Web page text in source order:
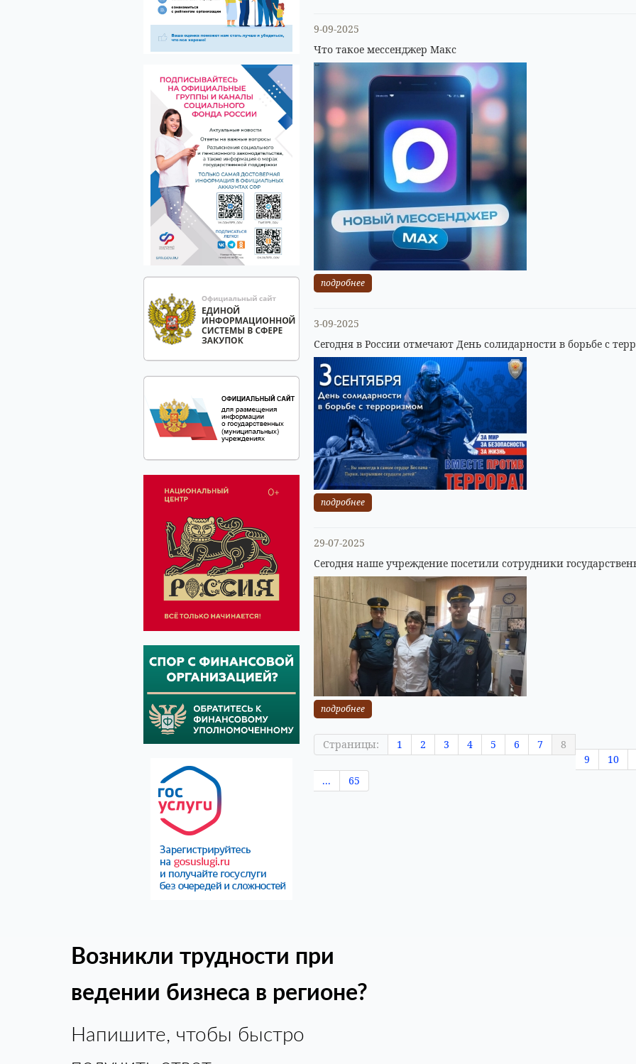
9-09-2025
Что такое мессенджер Макс
подробнее
3-09-2025
Сегодня в России отмечают День солидарности в борьбе с
подробнее
29-07-2025
Сегодня наше учреждение посетили сотрудники
подробнее
Страницы: 1 2 3 4 5 6 7
8
9
10
...
65
Возникли трудности при
ведении бизнеса в регионе?
Напишите, чтобы быстро